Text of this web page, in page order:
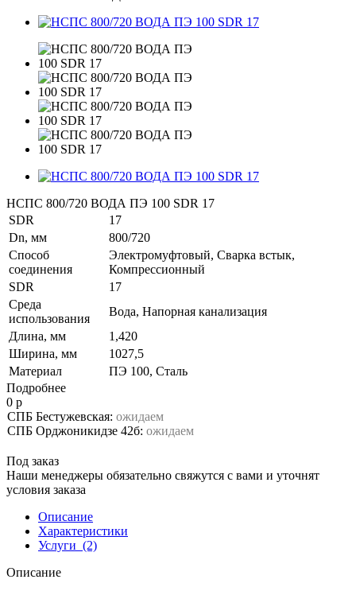
НСПС 800/720 ВОДА ПЭ 100 SDR 17
SDR
17
Dn, мм
800/720
Способ
соединения
Электромуфтовый, Сварка встык,
Компрессионный
SDR
17
Среда
использования
Вода, Напорная канализация
Длина, мм
1,420
Ширина, мм
1027,5
Материал
ПЭ 100, Сталь
Подробнее
0 р
СПБ Бестужевская: ожидаем
СПБ Орджоникидзе 42б: ожидаем
Под заказ
Наши менеджеры обязательно свяжутся с вами и уточнят
условия заказа
Описание
Характеристики
Услуги (2)
Описание